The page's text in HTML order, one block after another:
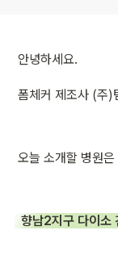
안녕하세요.
폼체커 제조사 (주)
오늘 소개할 병원은
향남2지구 다이소